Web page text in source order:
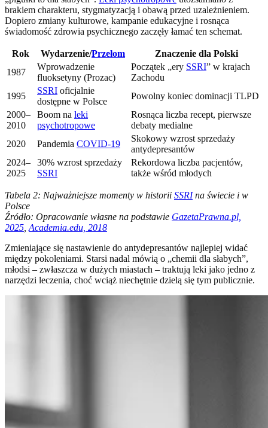
brakiem charakteru, stygmatyzacją i obawą przed uzależnieniem.
Dopiero zmiany kulturowe, kampanie edukacyjne i rosnąca
świadomość zdrowia psychicznego zaczęły łamać ten schemat.
Rok Wydarzenie/Przełom
Znaczenie dla Polski
1987
Wprowadzenie
fluoksetyny (Prozac)
Początek „ery SSRI” w krajach
Zachodu
1995
SSRI oficjalnie
dostępne w Polsce
Powolny koniec dominacji TLPD
2000–
2010
Boom na leki
psychotropowe
Rosnąca liczba recept, pierwsze
debaty medialne
2020
Pandemia COVID-19
Skokowy wzrost sprzedaży
antydepresantów
2024–
2025
30% wzrost sprzedaży
SSRI
Rekordowa liczba pacjentów,
także wśród młodych
Tabela 2: Najważniejsze momenty w historii SSRIna świecie i w
Polsce
Źródło: Opracowanie własne na podstawie GazetaPrawna.pl,
2025 Academia.edu, 2018
Zmieniające się nastawienie do antydepresantów najlepiej widać
między pokoleniami. Starsi nadal mówią o „chemii dla słabych”,
młodsi – zwłaszcza w dużych miastach – traktują leki jako jedno z
narzędzi leczenia, choć wciąż niechętnie dzielą się tym publicznie.